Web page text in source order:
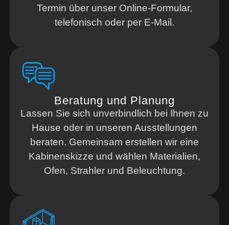
Termin über unser Online-Formular,
telefonisch oder per E-Mail.
Beratung und Planung
Lassen Sie sich unverbindlich bei Ihnen zu
Hause oder in unseren Ausstellungen
beraten. Gemeinsam erstellen wir eine
Kabinenskizze und wählen Materialien,
Ofen, Strahler und Beleuchtung.